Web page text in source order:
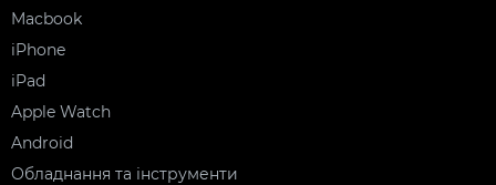
Macbook
iPhone
iPad
Apple Watch
Android
Обладнання та інструменти